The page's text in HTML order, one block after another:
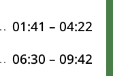
01:41 – 04:22
06:30 – 09:42